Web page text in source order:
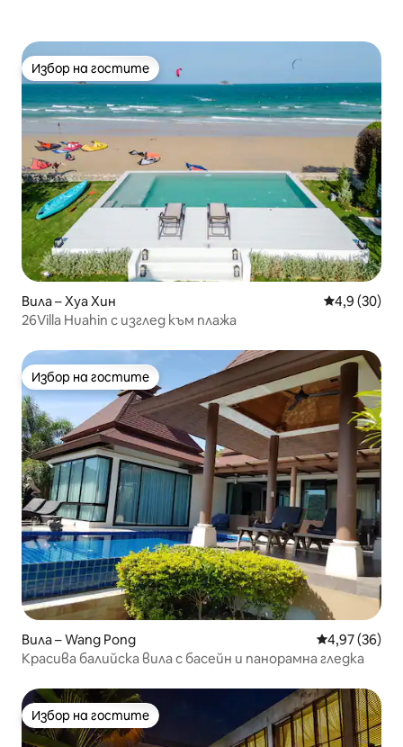
Избор на гостите
Избор на гостите
Вила – Хуа Хин Средна
4,9 (30)
26Villa Huahin с изглед към плажа
Избор на гостите
Избор на гостите
Вила – Wang Pong Средна
4,97 (36)
Красива балийска вила с басейн и панорамна гледка
Избор на гостите
Избор на гостите